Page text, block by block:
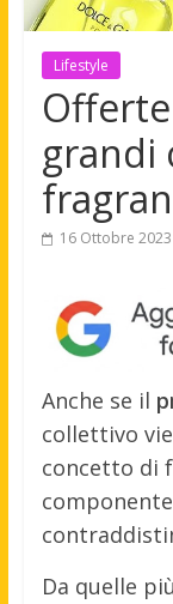
Lifestyle
grandi
16 Ottobre 2023
Anche se il
collettivo
concetto di
Da quelle